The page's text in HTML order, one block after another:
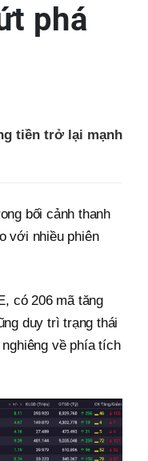
phá
tiền trở lại mạnh
bối cảnh thanh
với nhiều phiên
có 206 mã tăng
duy trì trạng thái
về phía tích